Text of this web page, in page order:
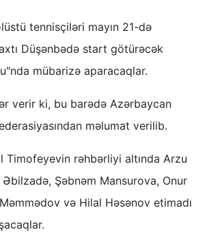
tennisçiləri mayın 21-də
Düşənbədə start götürəcək
mübarizə aparacaqlar.
verir ki, bu barədə Azərbaycan
məlumat verilib.
Timofeyevin rəhbərliyi altında Arzu
Şəbnəm Mansurova, Onur
və Hilal Həsənov etimadı